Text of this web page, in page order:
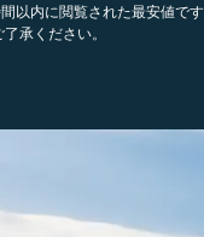
以内に閲覧された最安値で
承ください。